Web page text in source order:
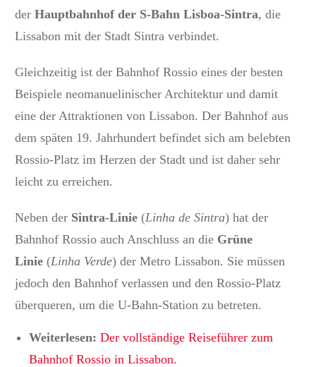
der Hauptbahnhof der S-Bahn Lisboa-Sintra, die
Lissabon mit der Stadt Sintra verbindet.
Gleichzeitig ist der Bahnhof Rossio eines der besten
Beispiele neomanuelinischer Architektur und damit
eine der Attraktionen von Lissabon. Der Bahnhof aus
dem späten 19. Jahrhundert befindet sich am belebten
Rossio-Platz im Herzen der Stadt und ist daher sehr
leicht zu erreichen.
Neben der Sintra-Linie (Linha de Sintra) hat der
Bahnhof Rossio auch Anschluss an die Grüne
Linie (Linha Verde) der Metro Lissabon. Sie müssen
jedoch den Bahnhof verlassen und den Rossio-Platz
überqueren, um die U-Bahn-Station zu betreten.
Weiterlesen: Der vollständige Reiseführer zum
Bahnhof Rossio in Lissabon.